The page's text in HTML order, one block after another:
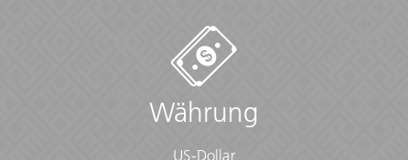
Währung
US-Dollar